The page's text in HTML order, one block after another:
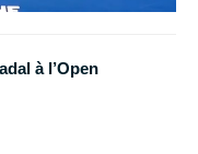
à l’Open